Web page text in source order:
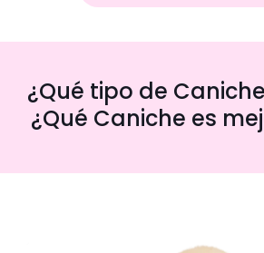
¿Qué tipo de
¿Qué Caniche es